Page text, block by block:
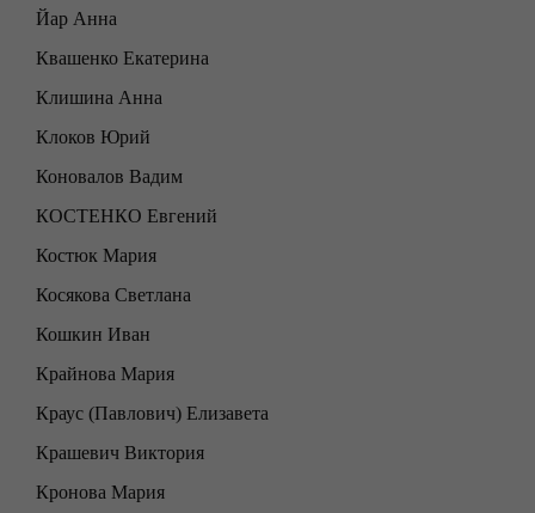
Йар Анна
Квашенко Екатерина
Клишина Анна
Клоков Юрий
Коновалов Вадим
КОСТЕНКО Евгений
Костюк Мария
Косякова Светлана
Кошкин Иван
Крайнова Мария
Краус (Павлович) Елизавета
Крашевич Виктория
Кронова Мария